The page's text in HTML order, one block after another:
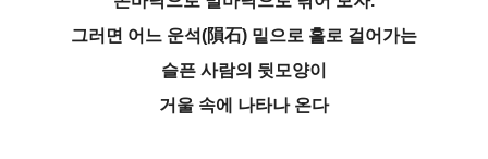
그러면 어느 운석(隕石) 밑으로 홀로 걸어가는
슬픈 사람의 뒷모양이
거울 속에 나타나 온다